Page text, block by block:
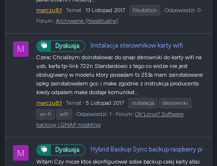
marczu83
Temat 13 Listopad 2017 filestation
Odpowiedzi: 0
Forum: Archiwalne (Nieaktualne)
M Dyskusja Instalacja sterownikow karty wifi
Czesc Chcialbym doinstalowac do qnap sterowniki do karty wifi na
usb, karta tp-link 722n Standardowo z tego co widze nie jest
obslugiwany w modelu ktory posiadam ts 253a mam zainstalowane
opkg zainstalowalem gcc i make zgodnie z instrukcja producenta
kiedy odpalam make dostaje komunikat...
marczu83
Temat 5 Listopad 2017 instalacja
sterowniki
wi-fi
wifi Odpowiedzi: 1 Forum: Oh'Linux? Software
hacking i QNAP modding
M Dyskusja Hybrid Backup Sync backup raspberry pi
Witam Czy moze ktos skonfigurowal sobie backup calej karty albo